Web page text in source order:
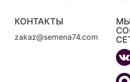
КОНТАКТЫ
zakaz@semena74.com